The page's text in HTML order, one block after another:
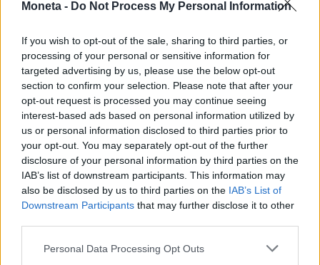
Moneta - Do Not Process My Personal Information
If you wish to opt-out of the sale, sharing to third parties, or
processing of your personal or sensitive information for
targeted advertising by us, please use the below opt-out
section to confirm your selection. Please note that after your
opt-out request is processed you may continue seeing
interest-based ads based on personal information utilized by
us or personal information disclosed to third parties prior to
your opt-out. You may separately opt-out of the further
disclosure of your personal information by third parties on the
IAB’s list of downstream participants. This information may
also be disclosed by us to third parties on the IAB’s List of
Downstream Participants that may further disclose it to other
Personal Data Processing Opt Outs
il dato è cresciuto nelle ultime due stagioni. Se
pensiamo soltanto che le scarpe da gioco,
calzate da Messi in questo mondiale, sono state
messe in vendita da Adidas a 520 dollari. E sono
già esaurite.
Leggi anche:
Mondiali che affare: tra diritti tv, viaggi e
scommesse assist da 41 miliardi
Affari in fuorigioco: tariffe e visti sballano i
Mondiali 2026
© RIPRODUZIONE RISERVATA